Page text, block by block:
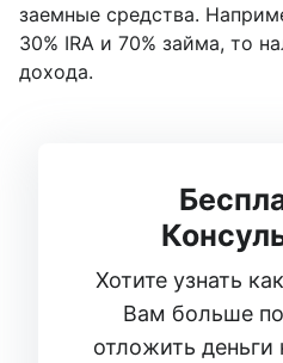
заемные средства.
30% IRA и 70% займа, то
дохода.
Хотите узнать
Вам больше
отложить деньги